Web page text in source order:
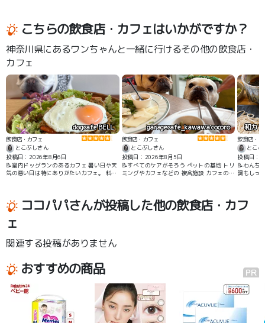
こちらの飲食店・カフェはいかがですか？
神奈川県にあるワンちゃんと一緒に行けるその他の飲食店・
カフェ
dogcafe BELL
飲食店・カフェ
とこぶしさん
投稿日：2026年8月6日
📝室内ドッグランのあるカフェ 暑い日や天
気の悪い日は特にありがたいカフェ。 料理
garagecafe_kawawa cocoro
飲食店・カフェ
とこぶしさん
投稿日：2026年8月5日
📝すべてのケアがそろう ペットの基地 トリ
ミングやカフェなどの 複合施設 カフェのご
飲食店・カ
とこぶ
投稿日：
📝わんち
調もしっ
ココパパさんが投稿した他の飲食店・カフ
ェ
関連する投稿がありません
おすすめの商品